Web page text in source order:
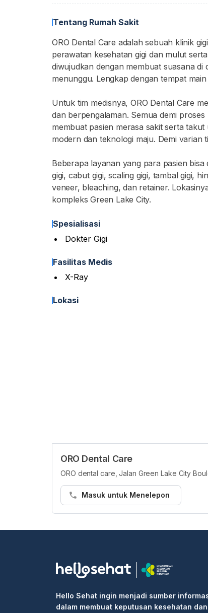
Tentang Rumah Sakit
ORO Dental Care adalah sebuah klinik
perawatan kesehatan gigi dan mulut
diwujudkan dengan membuat suasana di
menunggu. Lengkap dengan tempat
Untuk tim medisnya, ORO Dental Care
dan berpengalaman. Semua demi
membuat pasien merasa sakit serta
modern dan teknologi maju. Demi
Beberapa layanan yang para pasien
gigi, cabut gigi, scaling gigi, tambal gigi,
veneer, bleaching, dan retainer.
kompleks Green Lake City.
Spesialisasi
Dokter Gigi
Fasilitas Medis
X-Ray
Lokasi
ORO Dental Care
ORO dental care, Jalan Green Lake City
Masuk untuk Menelepon
Hello Sehat ingin menjadi sumber
dalam membuat keputusan kesehatan